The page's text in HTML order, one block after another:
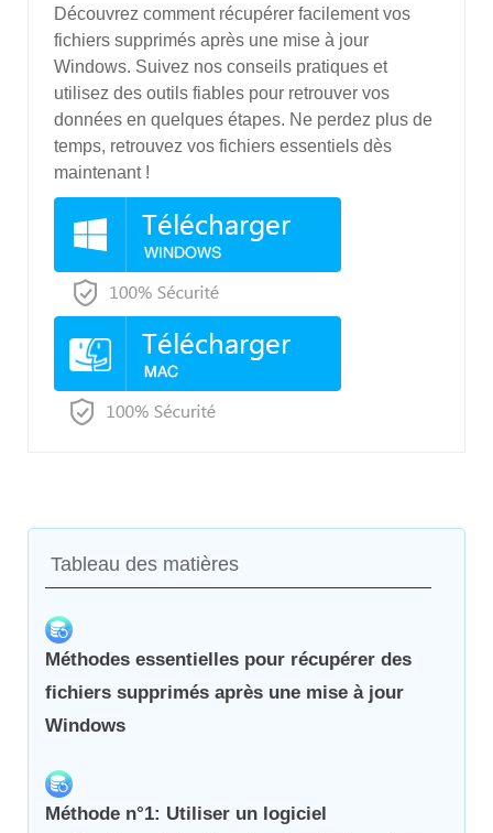
Découvrez comment récupérer facilement vos
fichiers supprimés après une mise à jour
Windows. Suivez nos conseils pratiques et
utilisez des outils fiables pour retrouver vos
données en quelques étapes. Ne perdez plus de
temps, retrouvez vos fichiers essentiels dès
maintenant !
Tableau des matières
Méthodes essentielles pour récupérer des
fichiers supprimés après une mise à jour
Windows
Méthode n°1: Utiliser un logiciel